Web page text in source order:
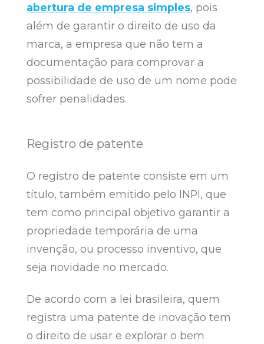
abertura de empresa simples, pois
além de garantir o direito de uso da
marca, a empresa que não tem a
documentação para comprovar a
possibilidade de uso de um nome pode
sofrer penalidades.
Registro de patente
O registro de patente consiste em um
título, também emitido pelo INPI, que
tem como principal objetivo garantir a
propriedade temporária de uma
invenção, ou processo inventivo, que
seja novidade no mercado.
De acordo com a lei brasileira, quem
registra uma patente de inovação tem
o direito de usar e explorar o bem